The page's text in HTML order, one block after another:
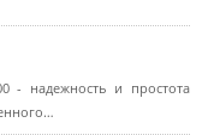
- надежность и простота